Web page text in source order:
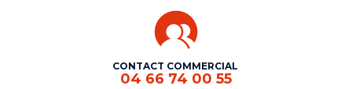
CONTACT COMMERCIAL
04 66 74 00 55